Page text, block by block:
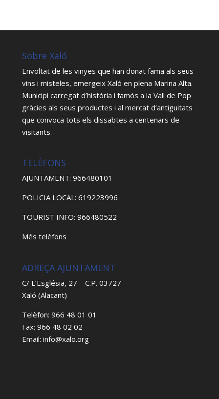
Sobre Xaló
Envoltat de les vinyes que han donat fama als seus
vins i misteles, emergeix Xaló en plena Marina Alta.
Municipi carregat d’història i famós a la Vall de Pop
gràcies als seus productes i al mercat d’antiguitats
que convoca tots els dissabtes a centenars de
visitants.
TELÈFONS
AJUNTAMENT: 966480101
POLICIA LOCAL: 619223996
TOURIST INFO: 966480522
Més telèfons
ADREÇA AJUNTAMENT
C/ L’Església, 27 – C.P. 03727
Xaló (Alacant)
Telèfon: 966 48 01 01
Fax: 966 48 02 02
Email: info@xalo.org